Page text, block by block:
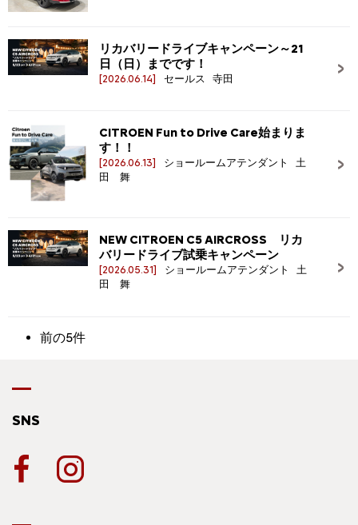
リカバリードライブキャンペーン～21
日（日）までです！
[2026.06.14] セールス 寺田
CITROEN Fun to Drive Care始まりま
す！！
[2026.06.13]
ショールームアテンダント 土
田 舞
NEW CITROEN C5 AIRCROSS リカ
バリードライブ試乗キャンペーン
[2026.05.31]
ショールームアテンダント 土
田 舞
前の5件
SNS